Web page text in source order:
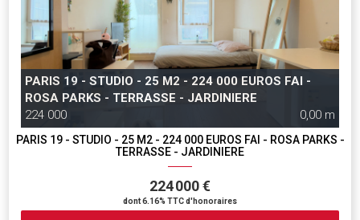
PARIS 19 - STUDIO - 25 M2 - 224 000 EUROS FAI -
ROSA PARKS - TERRASSE - JARDINIERE
224 000
0,00 m
PARIS 19 - STUDIO - 25 M2 - 224 000 EUROS FAI - ROSA PARKS -
TERRASSE - JARDINIERE
224 000 €
dont 6.16% TTC d'honoraires